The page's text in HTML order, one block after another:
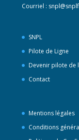
Courriel :
SNPL
Pilote de Ligne
Devenir pilote de
Contact
Mentions légales
Conditions